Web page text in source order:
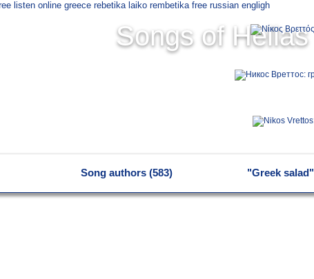
Songs of Hellas
Song authors (583) "Greek salad"